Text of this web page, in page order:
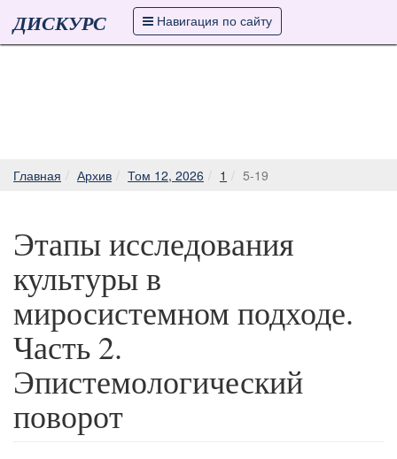
ДИСКУРС Навигация по сайту
Главная Архив Том 12, 2026 1 5-19
Этапы исследования
культуры в
миросистемном подходе.
Часть 2.
Эпистемологический
поворот